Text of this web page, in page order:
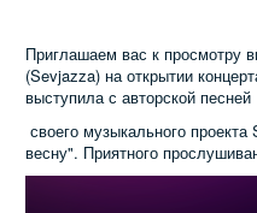
Приглашаем вас к просмотру
(Sevjazza) на открытии
выступила с авторской песней
своего музыкального
весну". Приятного